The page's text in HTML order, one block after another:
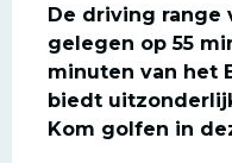
De driving range
gelegen op 55
minuten van het
biedt
Kom golfen in